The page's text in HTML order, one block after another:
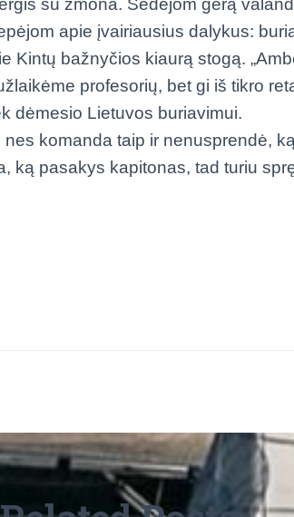
su žmona. Sėdėjom gerą
apie įvairiausius dalykus:
Kintų bažnyčios kiaurą stogą.
profesorių, bet gi iš tikro
dėmesio Lietuvos buriavimui.
komanda taip ir nenusprendė,
ką pasakys kapitonas, tad turiu